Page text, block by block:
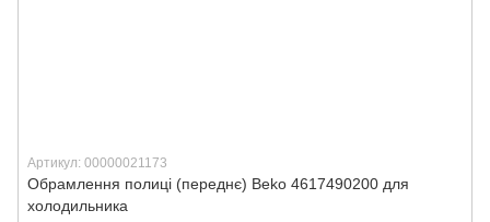
Артикул: 00000021173
Обрамлення полиці (переднє) Beko 4617490200 для
холодильника